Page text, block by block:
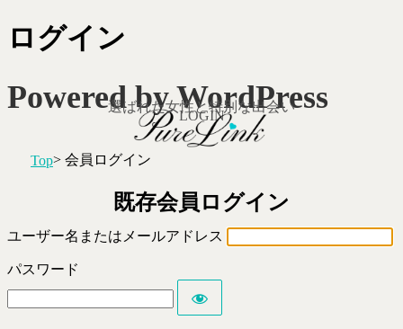
ログイン
Powered by WordPress
選ばれた女性と特別な出会い
LOGIN
Top> 会員ログイン
既存会員ログイン
ユーザー名またはメールアドレス
パスワード